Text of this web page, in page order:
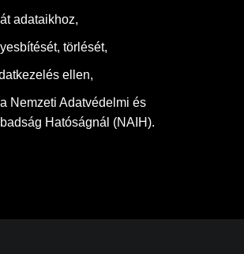
adataikhoz,
törlését,
ellen,
Nemzeti Adatvédelmi és
Hatóságnál (NAIH).